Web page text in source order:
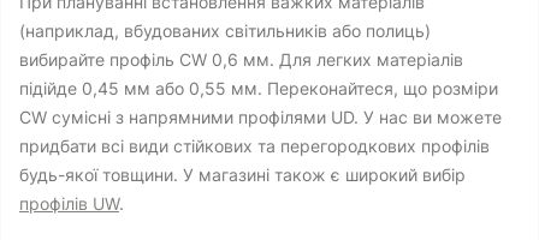
(наприклад, вбудованих світильників або полиць)
вибирайте профіль CW 0,6 мм. Для легких матеріалів
підійде 0,45 мм або 0,55 мм. Переконайтеся, що розміри
CW сумісні з напрямними профілями UD. У нас ви можете
придбати всі види стійкових та перегородкових профілів
будь-якої товщини. У магазині також є широкий вибір
профілів UW.